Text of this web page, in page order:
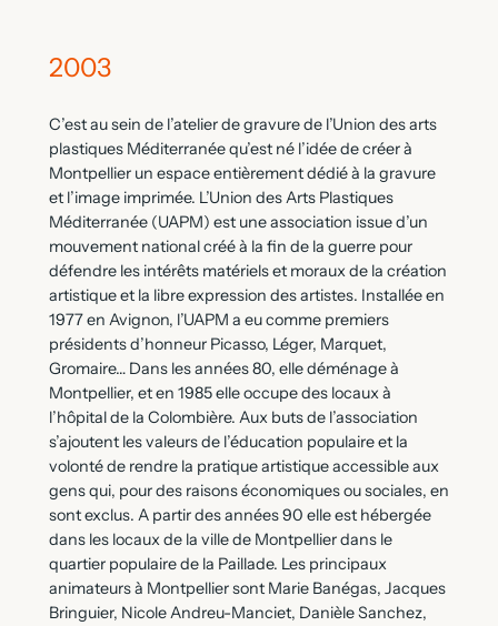
2003
C’est au sein de l’atelier de gravure de l’Union des arts
plastiques Méditerranée qu’est né l’idée de créer à
Montpellier un espace entièrement dédié à la gravure
et l’image imprimée. L’Union des Arts Plastiques
Méditerranée (UAPM) est une association issue d’un
mouvement national créé à la fin de la guerre pour
défendre les intérêts matériels et moraux de la création
artistique et la libre expression des artistes. Installée en
1977 en Avignon, l’UAPM a eu comme premiers
présidents d’honneur Picasso, Léger, Marquet,
Gromaire… Dans les années 80, elle déménage à
Montpellier, et en 1985 elle occupe des locaux à
l’hôpital de la Colombière. Aux buts de l’association
s’ajoutent les valeurs de l’éducation populaire et la
volonté de rendre la pratique artistique accessible aux
gens qui, pour des raisons économiques ou sociales, en
sont exclus. A partir des années 90 elle est hébergée
dans les locaux de la ville de Montpellier dans le
quartier populaire de la Paillade. Les principaux
animateurs à Montpellier sont Marie Banégas, Jacques
Bringuier, Nicole Andreu-Manciet, Danièle Sanchez,